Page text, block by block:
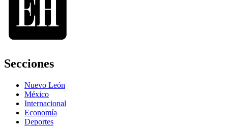
Secciones
Nuevo León
México
Internacional
Economía
Deportes